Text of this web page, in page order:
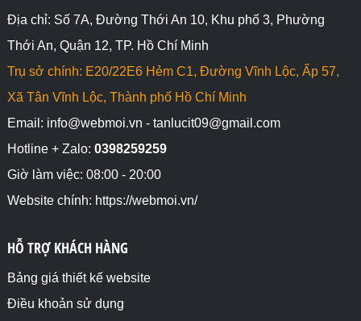
Địa chỉ: Số 7A, Đường Thới An 10, Khu phố 3, Phường
Thới An, Quận 12, TP. Hồ Chí Minh
Trụ sở chính: E20/22E6 Hẻm C1, Đường Vĩnh Lộc, Ấp 57,
Xã Tân Vĩnh Lộc, Thành phố Hồ Chí Minh
Email: info@webmoi.vn - tanlucit09@gmail.com
Hotline + Zalo: 0398259259
Giờ làm việc: 08:00 - 20:00
Website chính: https://webmoi.vn/
HỖ TRỢ KHÁCH HÀNG
Bảng giá thiết kế website
Điều khoản sử dụng